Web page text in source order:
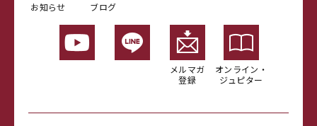
お知らせ ブログ
メルマガ
登録
オンライン・
ジュピター